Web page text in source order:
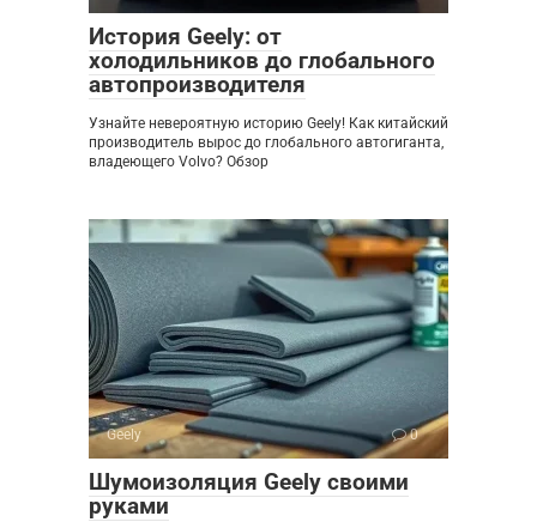
История Geely: от
холодильников до глобального
автопроизводителя
Узнайте невероятную историю Geely! Как китайский
производитель вырос до глобального автогиганта,
владеющего Volvo? Обзор
Geely 0
Шумоизоляция Geely своими
руками